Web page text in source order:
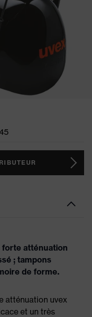
forte atténuation
; tampons
de forme.
atténuation uvex
et un très